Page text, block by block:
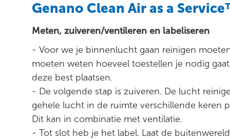
Genano Clean Air as a
Meten, zuiveren/ventileren en labeliseren
- Voor we je binnenlucht gaan reinigen
moeten weten hoeveel toestellen je nodig
deze best plaatsen.
- De volgende stap is zuiveren. De lucht
gehele lucht in de ruimte verschillende keren
Dit kan in combinatie met ventilatie.
- Tot slot heb je het label. Laat de